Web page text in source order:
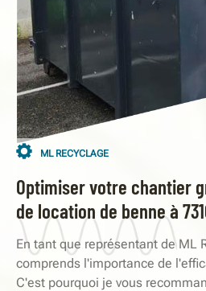
ML RECYCLAGE
Optimiser votre chantier
de location de benne à
En tant que représentant de ML
comprends l'importance de
C'est pourquoi je vous